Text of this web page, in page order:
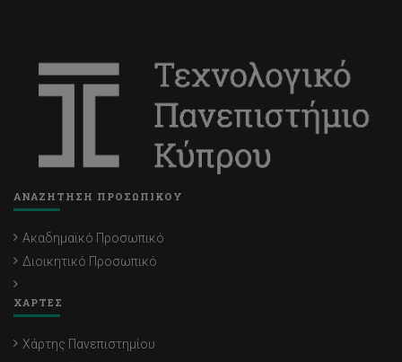
ΑΝΑΖΗΤΗΣΗ ΠΡΟΣΩΠΙΚΟΥ
Ακαδημαϊκό Προσωπικό
Διοικητικό Προσωπικό
ΧΑΡΤΕΣ
Χάρτης Πανεπιστημίου